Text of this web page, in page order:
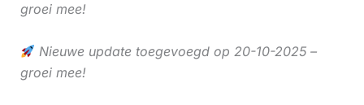
groei mee!
Nieuwe update toegevoegd op 20-10-2025 –
groei mee!